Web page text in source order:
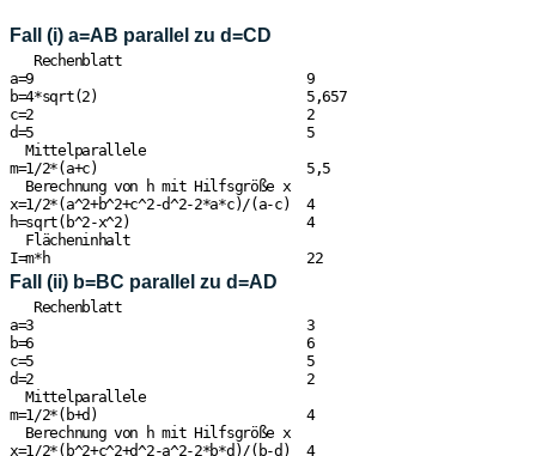
Fall (i) a=AB parallel zu d=CD
   Rechenblatt
a=9                                  9
b=4*sqrt(2)                          5,657
c=2                                  2
d=5                                  5
  Mittelparallele
m=1/2*(a+c)                          5,5
  Berechnung von h mit Hilfsgröße x
x=1/2*(a^2+b^2+c^2-d^2-2*a*c)/(a-c)  4
h=sqrt(b^2-x^2)                      4
  Flächeninhalt
I=m*h                                22
Fall (ii) b=BC parallel zu d=AD
   Rechenblatt
a=3                                  3
b=6                                  6
c=5                                  5
d=2                                  2
  Mittelparallele
m=1/2*(b+d)                          4
  Berechnung von h mit Hilfsgröße x
x=1/2*(b^2+c^2+d^2-a^2-2*b*d)/(b-d)  4